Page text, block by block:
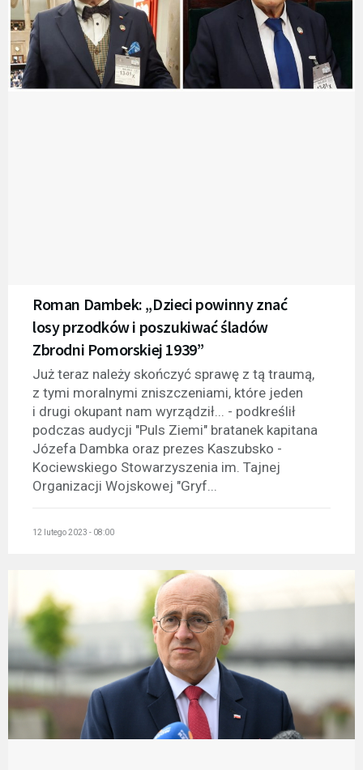
Roman Dambek: „Dzieci powinny znać
losy przodków i poszukiwać śladów
Zbrodni Pomorskiej 1939”
Już teraz należy skończyć sprawę z tą traumą,
z tymi moralnymi zniszczeniami, które jeden
i drugi okupant nam wyrządził... - podkreślił
podczas audycji "Puls Ziemi" bratanek kapitana
Józefa Dambka oraz prezes Kaszubsko -
Kociewskiego Stowarzyszenia im. Tajnej
Organizacji Wojskowej "Gryf...
12 lutego 2023 - 08:00